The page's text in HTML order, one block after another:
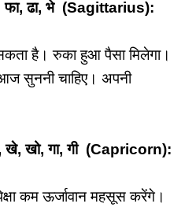
फा, ढा, भे (Sagittarius):
है। रुका हुआ पैसा मिलेगा।
सुननी चाहिए। अपनी
खे, खो, गा, गी (Capricorn):
कम ऊर्जावान महसूस करेंगे।